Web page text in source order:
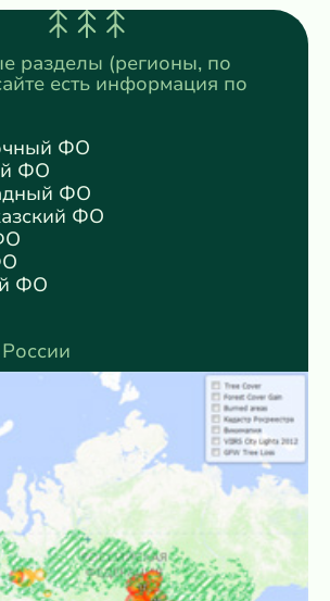
разделы (регионы, по
есть информация по
ФО
ФО
ФО
ФО
ФО